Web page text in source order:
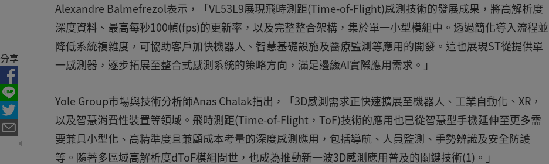
Alexandre Balmefrezol表示，「VL53L9展現飛時測距(Time-of-Flight)感測技術的發展成果，將高解析度
深度資料、最高每秒100幀(fps)的更新率，以及完整整合架構，集於單一小型模組中。透過簡化導入流程並
降低系統複雜度，可協助客戶加快機器人、智慧基礎設施及醫療監測等應用的開發。這也展現ST從提供單
一感測器，逐步拓展至整合式感測系統的策略方向，滿足邊緣AI實際應用需求。」
Yole Group市場與技術分析師Anas Chalak指出，「3D感測需求正快速擴展至機器人、工業自動化、XR，
以及智慧消費性裝置等領域。飛時測距(Time-of-Flight，ToF)技術的應用也已從智慧型手機延伸至更多需
要兼具小型化、高精準度且兼顧成本考量的深度感測應用，包括導航、人員監測、手勢辨識及安全防護
等。隨著多區域高解析度dToF模組問世，也成為推動新一波3D感測應用普及的關鍵技術(1)。」
分享